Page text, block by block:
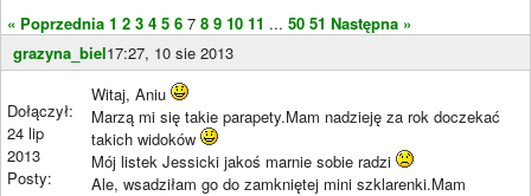
« Poprzednia 1 2 3 4 5 6 7 8 9 10 11 ... 50 51 Następna »
grazyna_biel17:27, 10 sie 2013
Dołączył:
24 lip
2013
Posty:
Witaj, Aniu
Marzą mi się takie parapety.Mam nadzieję za rok doczekać
takich widoków
Mój listek Jessicki jakoś marnie sobie radzi
Ale, wsadziłam go do zamkniętej mini szklarenki.Mam